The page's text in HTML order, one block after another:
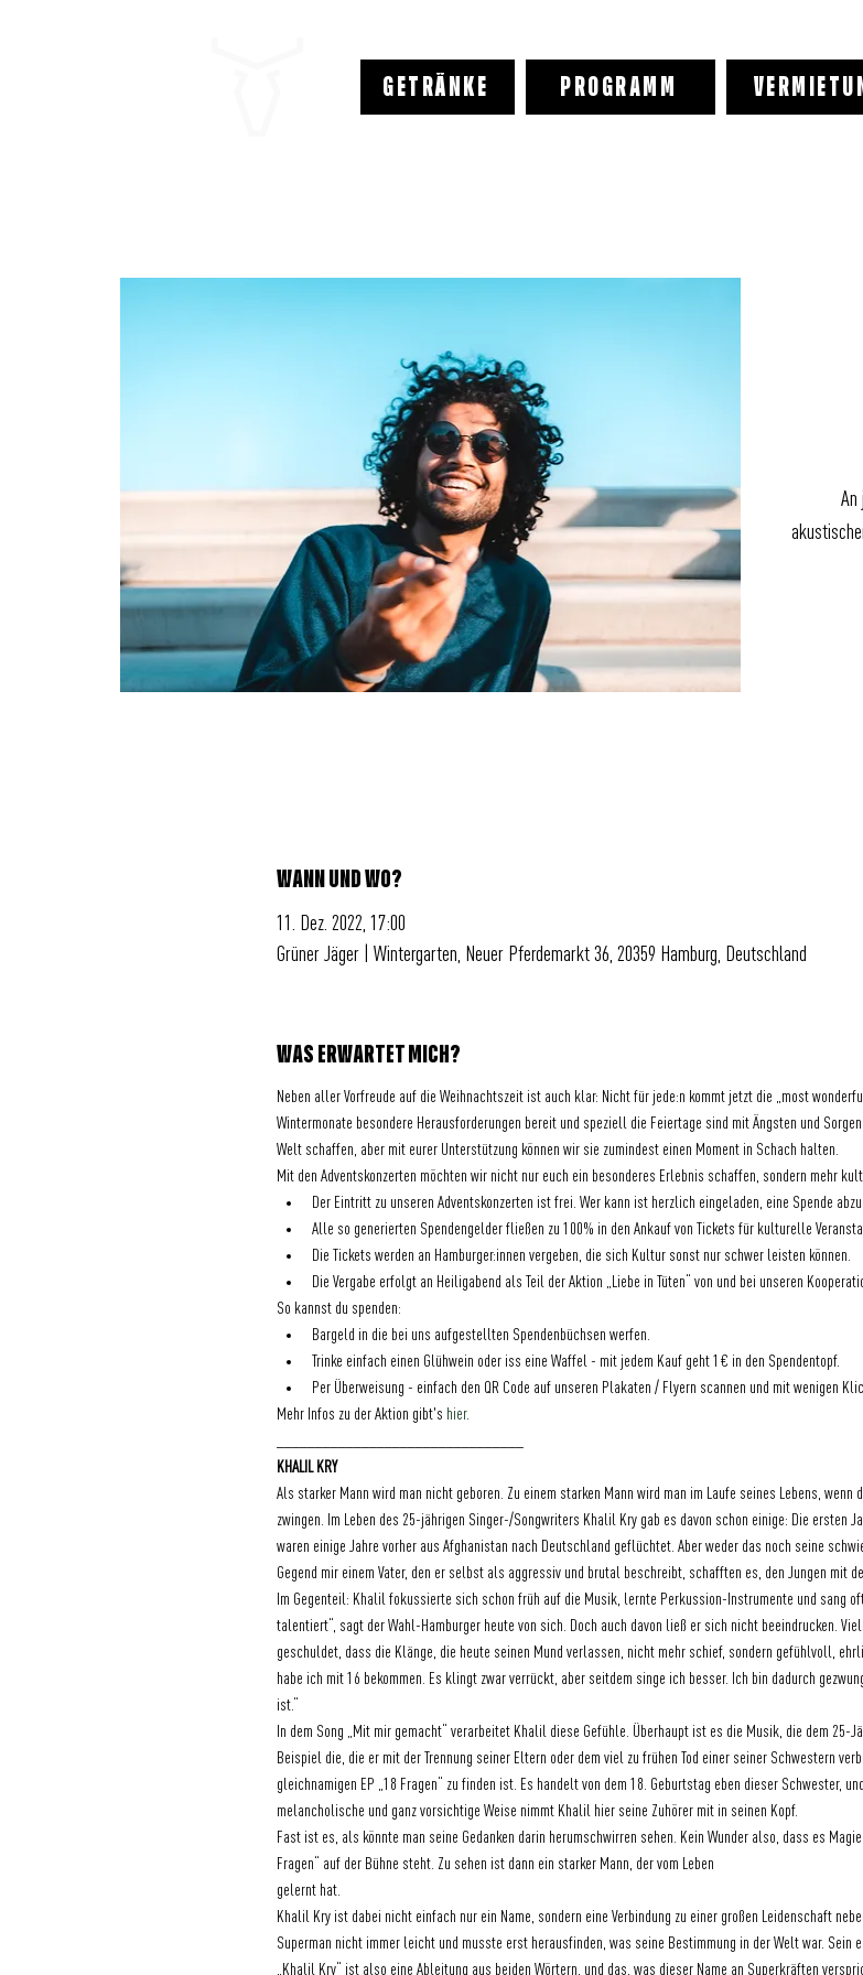
GETRÄNKE PROGRAMM
An
WANN UND WO?
11. Dez. 2022, 17:00
Grüner Jäger | Wintergarten, Neuer Pferdemarkt 36, 20359 Hamburg, Deutschland
WAS ERWARTET MICH?
Neben aller Vorfreude auf die Weihnachtszeit ist auch klar: Nicht für jede:n kommt jetzt die „most
Wintermonate besondere Herausforderungen bereit und speziell die Feiertage sind mit Ängsten und
Welt schaffen, aber mit eurer Unterstützung können wir sie zumindest einen Moment in Schach halten.
Mit den Adventskonzerten möchten wir nicht nur euch ein besonderes Erlebnis schaffen, sondern mehr
Der Eintritt zu unseren Adventskonzerten ist frei. Wer kann ist herzlich eingeladen, eine Spende
Alle so generierten Spendengelder fließen zu 100% in den Ankauf von Tickets für kulturelle
Die Tickets werden an Hamburger:innen vergeben, die sich Kultur sonst nur schwer leisten können.
Die Vergabe erfolgt an Heiligabend als Teil der Aktion „Liebe in Tüten“ von und bei unseren
So kannst du spenden:
Bargeld in die bei uns aufgestellten Spendenbüchsen werfen.
Trinke einfach einen Glühwein oder iss eine Waffel - mit jedem Kauf geht 1€ in den Spendentopf.
Per Überweisung - einfach den QR Code auf unseren Plakaten / Flyern scannen und mit wenigen
Mehr Infos zu der Aktion gibt's hier.
KHALIL KRY
Als starker Mann wird man nicht geboren. Zu einem starken Mann wird man im Laufe seines Lebens, wenn
zwingen. Im Leben des 25-jährigen Singer-/Songwriters Khalil Kry gab es davon schon einige: Die ersten
waren einige Jahre vorher aus Afghanistan nach Deutschland geflüchtet. Aber weder das noch seine
Gegend mir einem Vater, den er selbst als aggressiv und brutal beschreibt, schafften es, den Jungen mit
Im Gegenteil: Khalil fokussierte sich schon früh auf die Musik, lernte Perkussion-Instrumente und sang
talentiert“, sagt der Wahl-Hamburger heute von sich. Doch auch davon ließ er sich nicht beeindrucken.
geschuldet, dass die Klänge, die heute seinen Mund verlassen, nicht mehr schief, sondern gefühlvoll,
habe ich mit 16 bekommen. Es klingt zwar verrückt, aber seitdem singe ich besser. Ich bin dadurch
ist.“
In dem Song „Mit mir gemacht“ verarbeitet Khalil diese Gefühle. Überhaupt ist es die Musik, die dem 25-
Beispiel die, die er mit der Trennung seiner Eltern oder dem viel zu frühen Tod einer seiner Schwestern
gleichnamigen EP „18 Fragen“ zu finden ist. Es handelt von dem 18. Geburtstag eben dieser Schwester,
melancholische und ganz vorsichtige Weise nimmt Khalil hier seine Zuhörer mit in seinen Kopf.
Fast ist es, als könnte man seine Gedanken darin herumschwirren sehen. Kein Wunder also, dass es
Fragen“ auf der Bühne steht. Zu sehen ist dann ein starker Mann, der vom Leben
gelernt hat.
Khalil Kry ist dabei nicht einfach nur ein Name, sondern eine Verbindung zu einer großen Leidenschaft
Superman nicht immer leicht und musste erst herausfinden, was seine Bestimmung in der Welt war.
„Khalil Kry“ ist also eine Ableitung aus beiden Wörtern, und das, was dieser Name an Superkräften